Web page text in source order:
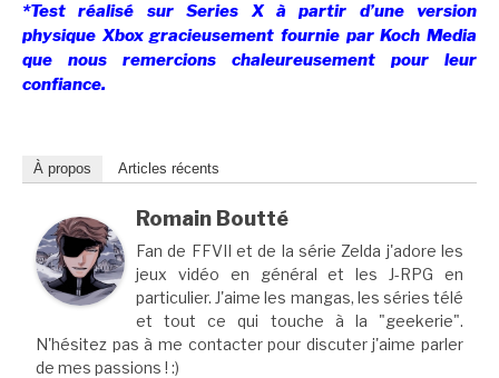
*Test réalisé sur Series X à partir d’une version
physique Xbox gracieusement fournie par Koch Media
que nous remercions chaleureusement pour leur
confiance.
À propos Articles récents
Romain Boutté
Fan de FFVII et de la série Zelda j'adore les
jeux vidéo en général et les J-RPG en
particulier. J'aime les mangas, les séries télé
et tout ce qui touche à la "geekerie".
N'hésitez pas à me contacter pour discuter j'aime parler
de mes passions ! :)